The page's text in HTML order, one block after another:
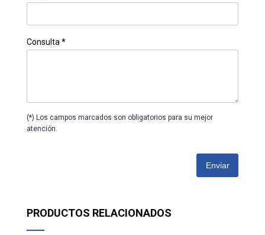
Consulta *
(*) Los campos marcados son obligatorios para su mejor
atención.
Enviar
PRODUCTOS RELACIONADOS